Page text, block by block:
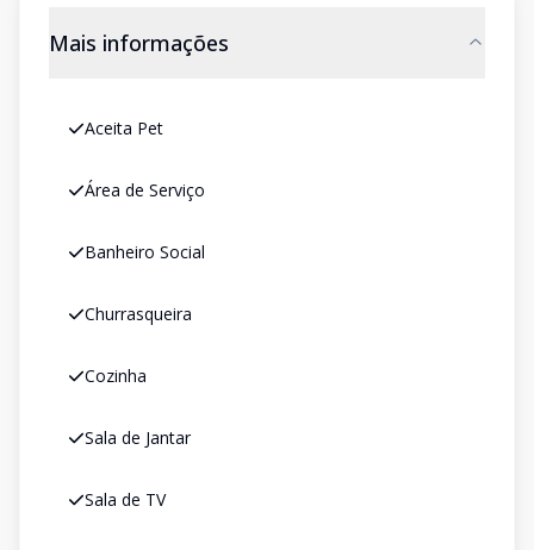
Mais informações
Aceita Pet
Área de Serviço
Banheiro Social
Churrasqueira
Cozinha
Sala de Jantar
Sala de TV